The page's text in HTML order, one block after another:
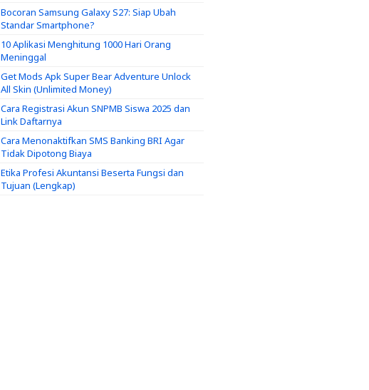
Bocoran Samsung Galaxy S27: Siap Ubah
Standar Smartphone?
10 Aplikasi Menghitung 1000 Hari Orang
Meninggal
Get Mods Apk Super Bear Adventure Unlock
All Skin (Unlimited Money)
Cara Registrasi Akun SNPMB Siswa 2025 dan
Link Daftarnya
Cara Menonaktifkan SMS Banking BRI Agar
Tidak Dipotong Biaya
Etika Profesi Akuntansi Beserta Fungsi dan
Tujuan (Lengkap)